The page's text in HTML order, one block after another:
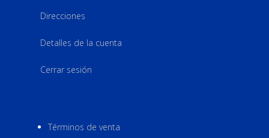
Direcciones
Detalles de la cuenta
Cerrar sesión
Términos de venta